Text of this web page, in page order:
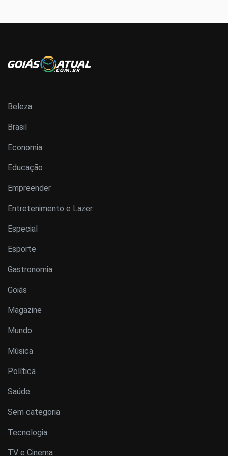
Beleza
Brasil
Economia
Educação
Empreender
Entretenimento e Lazer
Especial
Esporte
Gastronomia
Goiás
Magazine
Mundo
Música
Política
Saúde
Sem categoria
Tecnologia
TV e Cinema